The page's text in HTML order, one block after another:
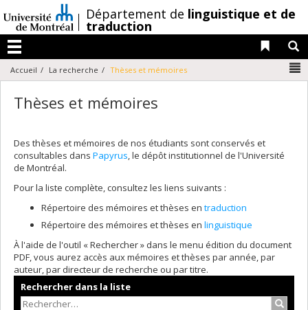
au
contenu
/Département de linguistique et de
traduction
Menu
Liens
Accueil La recherche Thèses et mémoires
Thèses et mémoires
Des thèses et mémoires de nos étudiants sont conservés et
consultables dans Papyrus, le dépôt institutionnel de l'Université
de Montréal.
Pour la liste complète, consultez les liens suivants :
Répertoire des mémoires et thèses en traduction
Répertoire des mémoires et thèses en linguistique
À l'aide de l'outil « Rechercher » dans le menu édition du document
PDF, vous aurez accès aux mémoires et thèses par année, par
auteur, par directeur de recherche ou par titre.
Rechercher dans la liste